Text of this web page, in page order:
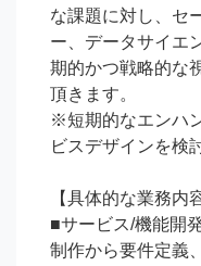
な課題に対し、セ
ー、データサイエ
期的かつ戦略的な
頂きます。
※短期的なエンハ
ビスデザインを検
【具体的な業務内
■サービス/機能開
制作から要件定義